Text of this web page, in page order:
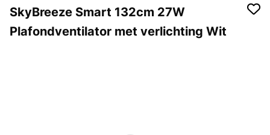
SkyBreeze Smart 132cm 27W
Plafondventilator met verlichting Wit